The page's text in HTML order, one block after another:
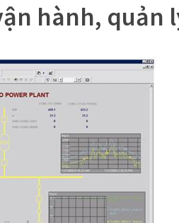
hành, quản